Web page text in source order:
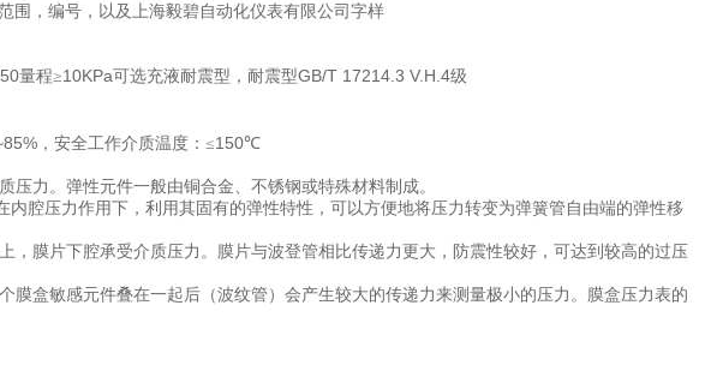
围，编号，以及上海毅碧自动化仪表有限公司字样
量程≥10KPa可选充液耐震型，耐震型GB/T 17214.3 V.H.4级
，安全工作介质温度：≤150℃
力。弹性元件一般由铜合金、不锈钢或特殊材料制成。
腔压力作用下，利用其固有的弹性特性，可以方便地将压力转变为弹簧管自由端的弹性移
，膜片下腔承受介质压力。膜片与波登管相比传递力更大，防震性较好，可达到较高的过压
膜盒敏感元件叠在一起后（波纹管）会产生较大的传递力来测量极小的压力。膜盒压力表的